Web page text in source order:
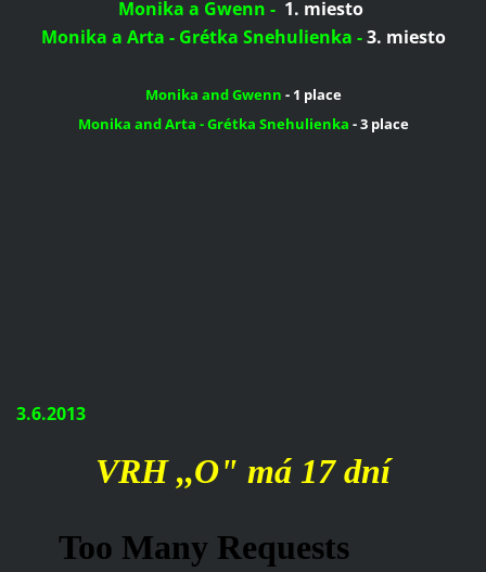
Monika a Gwenn - 1. miesto
Monika a Arta - Grétka Snehulienka -3. miesto
Monika andGwenn - 1 place
Monika andArta -Grétka Snehulienka -3 place
3.6.2013
VRH ,,O" má 17 dní